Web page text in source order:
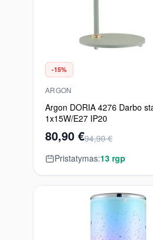
-15%
ARGON
Argon DORIA 4276 Darbo
1x15W/E27 IP20
80,90 €94,90 €
Pristatymas:13 rgp